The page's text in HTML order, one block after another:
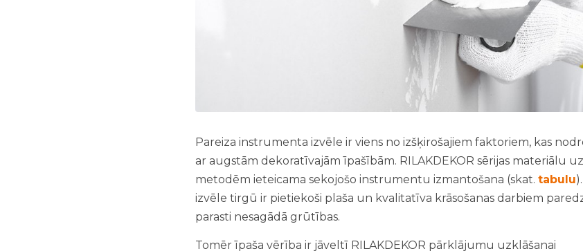
Pareiza instrumenta izvēle ir viens no izšķirošajiem faktoriem, kas
ar augstām dekoratīvajām īpašībām. RILAKDEKOR sērijas materiālu
metodēm ieteicama sekojošo instrumentu izmantošana (skat. tabulu
izvēle tirgū ir pietiekoši plaša un kvalitatīva krāsošanas darbiem
parasti nesagādā grūtības.
Tomēr īpaša vērība ir jāveltī RILAKDEKOR pārklājumu uzklāšanai